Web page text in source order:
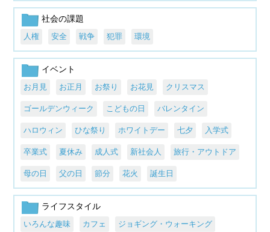
社会の課題
人権 安全 戦争 犯罪 環境
イベント
お月見 お正月 お祭り お花見 クリスマス
ゴールデンウィーク こどもの日 バレンタイン
ハロウィン ひな祭り ホワイトデー 七夕 入学式
卒業式 夏休み 成人式 新社会人 旅行・アウトドア
母の日 父の日 節分 花火 誕生日
ライフスタイル
いろんな趣味 カフェ ジョギング・ウォーキング